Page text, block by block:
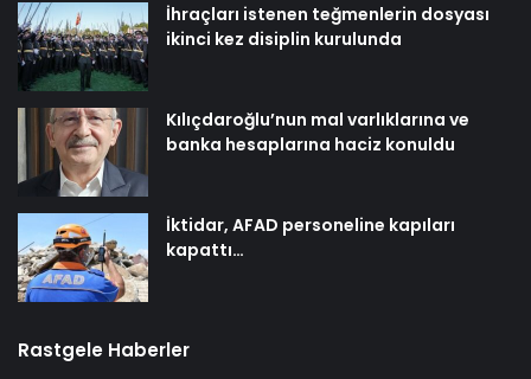
İhraçları istenen teğmenlerin dosyası
ikinci kez disiplin kurulunda
Kılıçdaroğlu’nun mal varlıklarına ve
banka hesaplarına haciz konuldu
İktidar, AFAD personeline kapıları
kapattı…
Rastgele Haberler